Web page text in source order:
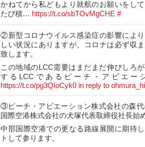
かねてから私どもより就航のお願いをし
たび積… https://t.co/sbTOvMgCHE #
②新型コロナウイルス感染症の影響によ
しい状況にありますが、コロナは必ず収
致します。
この地域のLCC需要はまだまだ伸びしろ
するLCCであるピーチ・アビエー
https://t.co/pg3QIoCyk0 in reply to
③ピーチ・アビエーション株式会社の森
国際空港株式会社の犬塚代表取締役社長始
中部国際空港での更なる路線展開に期待
トして参ります。